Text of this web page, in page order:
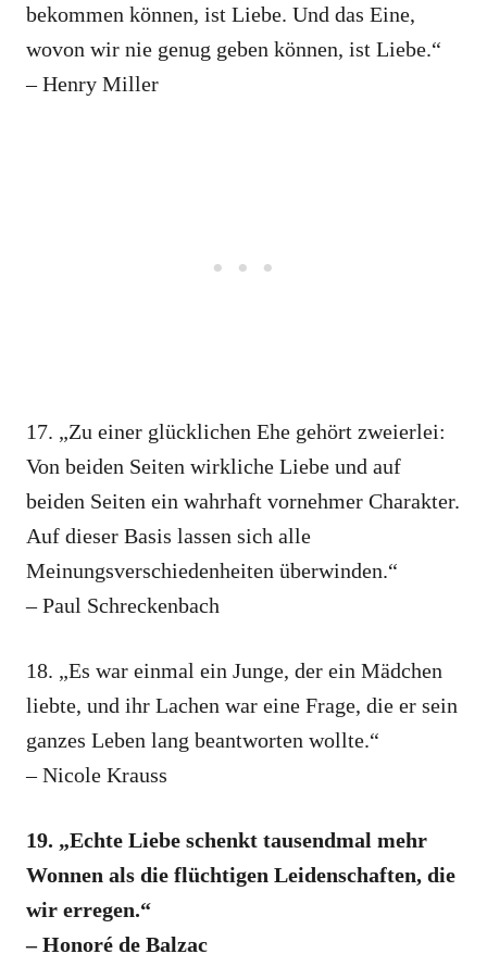
bekommen können, ist Liebe. Und das Eine,
wovon wir nie genug geben können, ist Liebe.“
– Henry Miller
17. „Zu einer glücklichen Ehe gehört zweierlei:
Von beiden Seiten wirkliche Liebe und auf
beiden Seiten ein wahrhaft vornehmer Charakter.
Auf dieser Basis lassen sich alle
Meinungsverschiedenheiten überwinden.“
– Paul Schreckenbach
18. „Es war einmal ein Junge, der ein Mädchen
liebte, und ihr Lachen war eine Frage, die er sein
ganzes Leben lang beantworten wollte.“
– Nicole Krauss
19. „Echte Liebe schenkt tausendmal mehr
Wonnen als die flüchtigen Leidenschaften, die
wir erregen.“
– Honoré de Balzac